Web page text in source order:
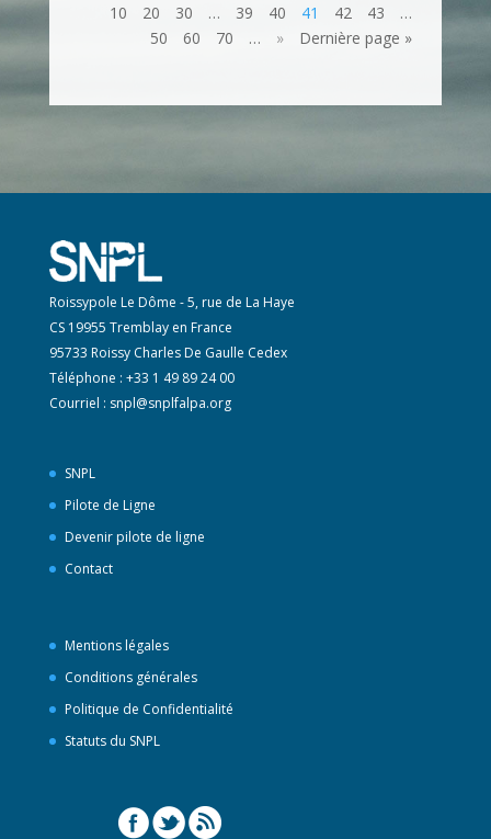
10
20 30 … 39 40 41 42 43
…
50
60 70 … » Dernière page »
Roissypole Le Dôme - 5, rue de La Haye
CS 19955 Tremblay en France
95733 Roissy Charles De Gaulle Cedex
Téléphone : +33 1 49 89 24 00
Courriel : snpl@snplfalpa.org
SNPL
Pilote de Ligne
Devenir pilote de ligne
Contact
Mentions légales
Conditions générales
Politique de Confidentialité
Statuts du SNPL